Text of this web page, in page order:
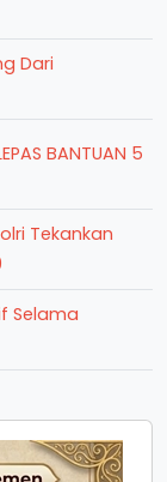
Dari
BANTUAN 5
Tekankan
Selama